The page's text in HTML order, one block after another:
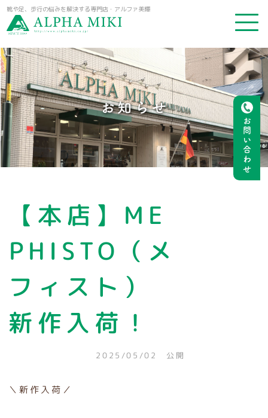
靴や足、歩行の悩みを解決する専門店・アルファ美輝
お問い合わせ
お知らせ
【本店】ME
PHISTO（メ
フィスト）
新作入荷！
2025/05/02 公開
＼新作入荷／